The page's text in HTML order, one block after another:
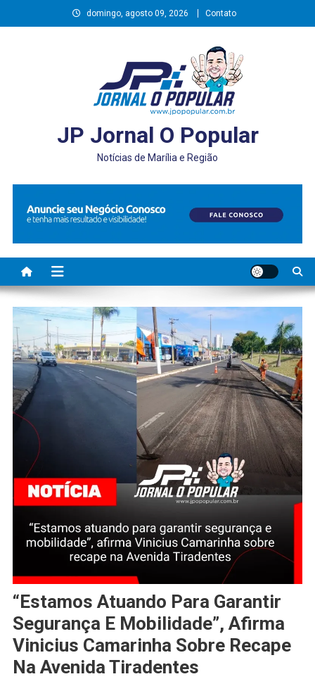
to
domingo, agosto 09, 2026 Contato
JP Jornal O Popular
Notícias de Marília e Região
“Estamos Atuando Para Garantir
Segurança E Mobilidade”, Afirma
Vinicius Camarinha Sobre Recape
Na Avenida Tiradentes